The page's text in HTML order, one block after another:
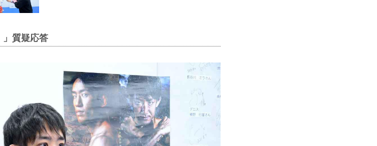
」質疑応答